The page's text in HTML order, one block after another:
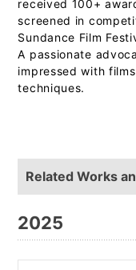
received 100+
screened in
Sundance Film
A passionate
impressed with
techniques.
Related Works
2025